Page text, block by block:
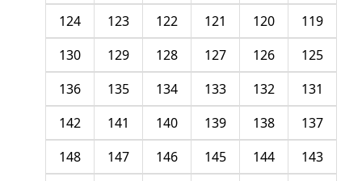
119
120
121
122
123
124
125
126
127
128
129
130
131
132
133
134
135
136
137
138
139
140
141
142
143
144
145
146
147
148